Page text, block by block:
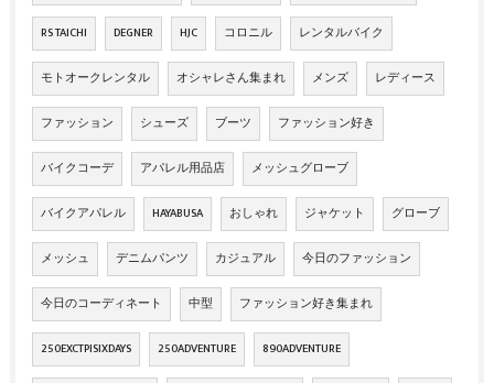
RS TAICHI DEGNER HJC コロニル レンタルバイク
モトオークレンタル オシャレさん集まれ メンズ レディース
ファッション シューズ ブーツ ファッション好き
バイクコーデ アパレル用品店 メッシュグローブ
バイクアパレル HAYABUSA おしゃれ ジャケット グローブ
メッシュ デニムパンツ カジュアル 今日のファッション
今日のコーディネート 中型 ファッション好き集まれ
250EXCTPISIXDAYS 250ADVENTURE 890ADVENTURE